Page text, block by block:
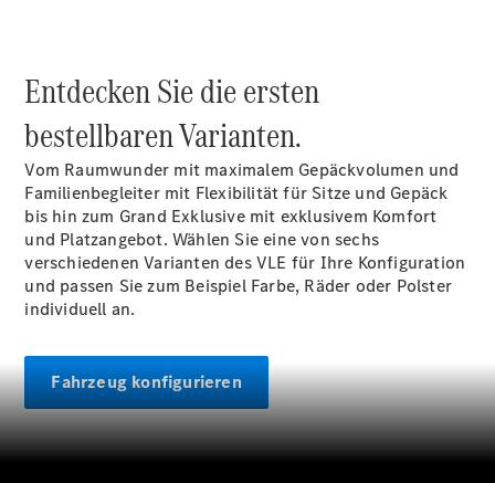
Übersicht
140 Jahre
Innovation
Mercedes-
Benz
Store
Neuwagenangebote
Südbaden Tel:
+49 761 495 476
| Rheinland Tel:
Entdecken Sie die ersten
bestellbaren Varianten.
Vom Raumwunder mit maximalem Gepäckvolumen und
Familienbegleiter mit Flexibilität für Sitze und Gepäck
bis hin zum Grand Exklusive mit exklusivem Komfort
und Platzangebot. Wählen Sie eine von sechs
verschiedenen Varianten des VLE für Ihre Konfiguration
und passen Sie zum Beispiel Farbe, Räder oder Polster
individuell an.
Fahrzeug konfigurieren